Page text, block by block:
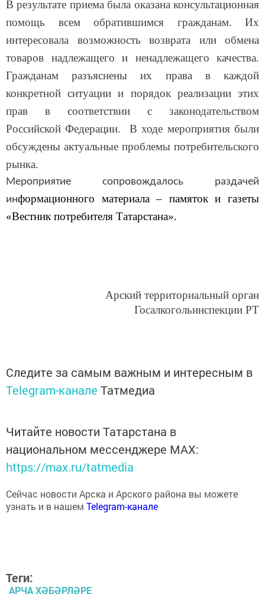
помощь всем обратившимся гражданам. Их
интересовала возможность возврата или обмена
товаров надлежащего и ненадлежащего качества.
Гражданам разъяснены их права в каждой
конкретной ситуации и порядок реализации этих
прав в соответствии с законодательством
Российской Федерации. В ходе мероприятия были
обсуждены актуальные проблемы потребительского
рынка.
Мероприятие сопровождалось раздачей
информационного материала – памяток и газеты
«Вестник потребителя Татарстана».
Госалкогольинспекции РТ
Telegram-каналеТатмедиа
национальном мессенджере MАХ:
https://max.ru/tatmedia
узнать и в нашемTelegram-канале
АРЧА ХӘБӘРЛӘРЕ